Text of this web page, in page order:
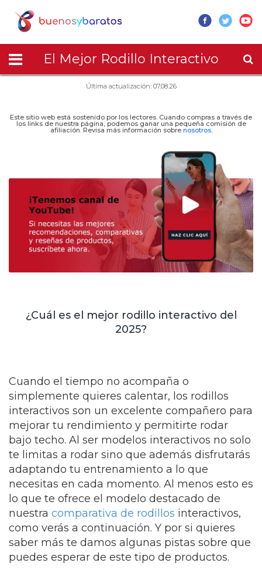
El Mejor Rodillo Interactivo
Última actualización: 07.08.26
Este sitio web está sostenido por los lectores. Cuando compras a través de
los links de nuestra página, podemos ganar una pequeña comisión de
afiliación. Revisa más información sobre nosotros.
¿Cuál es el mejor rodillo interactivo del
2025?
Cuando el tiempo no acompaña o
simplemente quieres calentar, los rodillos
interactivos son un excelente compañero para
mejorar tu rendimiento y permitirte rodar
bajo techo. Al ser modelos interactivos no solo
te limitas a rodar sino que además disfrutarás
adaptando tu entrenamiento a lo que
necesitas en cada momento. Al menos esto es
lo que te ofrece el modelo destacado de
nuestra comparativa de rodillos interactivos,
como verás a continuación. Y por si quieres
saber más te damos algunas pistas sobre que
puedes esperar de este tipo de productos.